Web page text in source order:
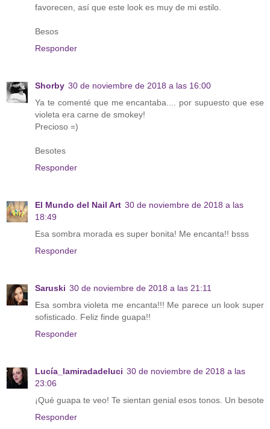
favorecen, así que este look es muy de mi estilo.
Besos
Responder
Shorby 30 de noviembre de 2018 a las 16:00
Ya te comenté que me encantaba.... por supuesto que ese
violeta era carne de smokey!
Precioso =)
Besotes
Responder
El Mundo del Nail Art 30 de noviembre de 2018 a las
18:49
Esa sombra morada es super bonita! Me encanta!! bsss
Responder
Saruski 30 de noviembre de 2018 a las 21:11
Esa sombra violeta me encanta!!! Me parece un look super
sofisticado. Feliz finde guapa!!
Responder
Lucía_lamiradadeluci 30 de noviembre de 2018 a las
23:06
¡Qué guapa te veo! Te sientan genial esos tonos. Un besote
Responder